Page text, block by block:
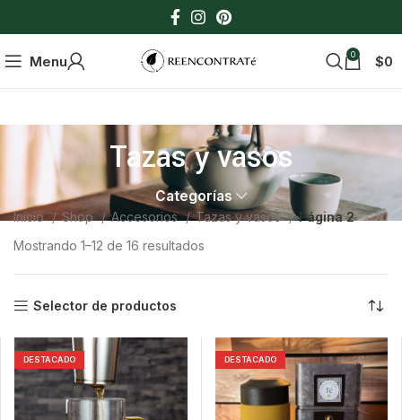
Menu 0 $0
Tazas y vasos
Categorías
Inicio Shop Accesorios Tazas y vasos
Página 2
Mostrando 1–12 de 16 resultados
Selector de productos
DESTACADO DESTACADO